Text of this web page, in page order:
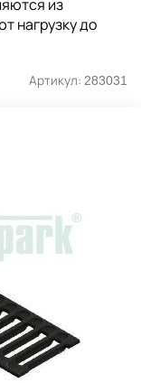
из
нагрузку до
Артикул: 283031